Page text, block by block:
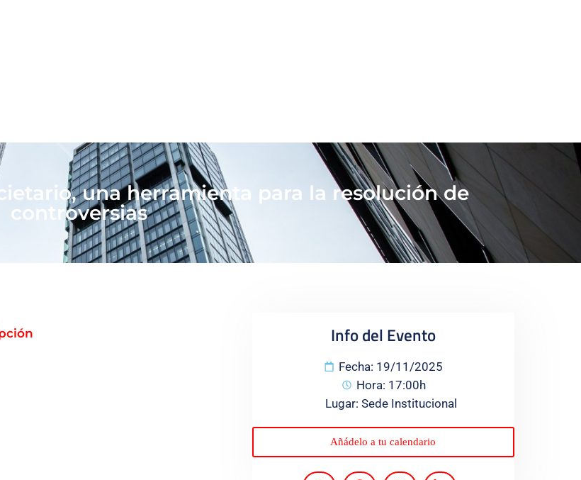
una herramienta para la resolución de
controversias
Info del Evento
Fecha: 19/11/2025
Hora: 17:00h
Lugar: Sede Institucional
Añádelo a tu calendario